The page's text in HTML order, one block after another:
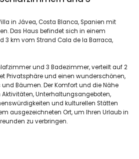
in Jávea, Costa Blanca, Spanien mit
Das Haus befindet sich in einem
3 km vom Strand Cala de la Barraca,
und 3 Badezimmer, verteilt auf 2
Privatsphäre und einen wunderschönen,
Bäumen. Der Komfort und die Nähe
Unterhaltungsangeboten,
und kulturellen Stätten
ausgezeichneten Ort, um Ihren Urlaub in
zu verbringen.